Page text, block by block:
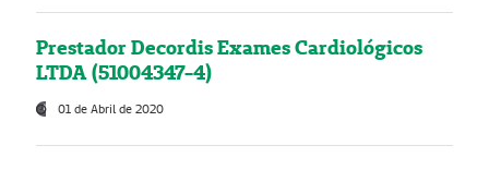
Prestador Decordis Exames Cardiológicos
LTDA (51004347-4)
01 de Abril de 2020